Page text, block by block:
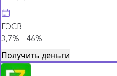
ГЭСВ
3,7% – 46%
Получить деньги